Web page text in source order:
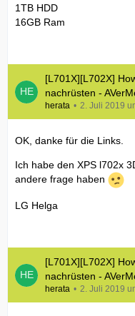
1TB HDD
16GB Ram
[L701X][L702X]
nachrüsten -
herata 2. Juli 2019
OK, danke für die Links.
Ich habe den XPS l702x
andere frage haben
LG Helga
[L701X][L702X]
nachrüsten -
herata 2. Juli 2019